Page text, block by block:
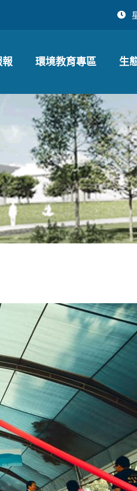
報 環境教育專區 生